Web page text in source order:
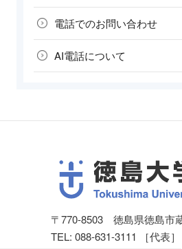
電話でのお問い合わせ
AI電話について
〒770-8503 徳島県徳島市
TEL: 088-631-3111 ［代表］